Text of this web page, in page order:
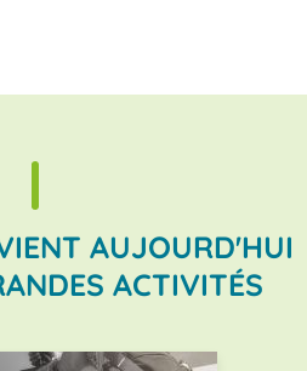
AUJOURD'HUI
ACTIVITÉS